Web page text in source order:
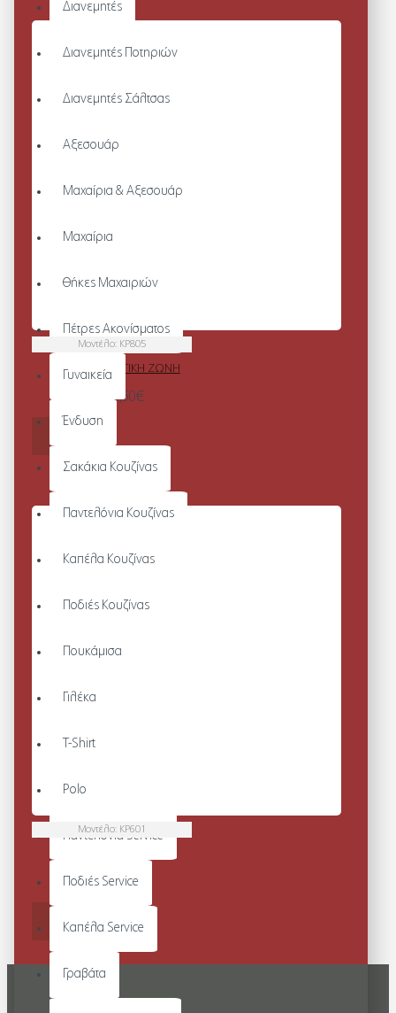
Διανεμητές
Διανεμητές Ποτηριών
Διανεμητές Σάλτσας
Αξεσουάρ
Μαχαίρια & Αξεσουάρ
Μαχαίρια
Θήκες Μαχαιριών
Πέτρες Ακονίσματος
Γυναικεία
Ένδυση
Σακάκια Κουζίνας
Παντελόνια Κουζίνας
Καπέλα Κουζίνας
Ποδιές Κουζίνας
Πουκάμισα
Γιλέκα
T-Shirt
Polo
Παντελόνια Service
Ποδιές Service
Καπέλα Service
Γραβάτα
Μοντέλο: KP805
ΠΛΕΚΤΗ ΕΛΑΣΤΙΚΗ ΖΩΝΗ
Από 18,60€
Μοντέλο: KP601
Από 17,35€
ΚΑΛΆΘΙ